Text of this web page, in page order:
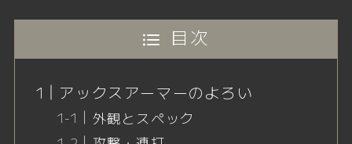
目次
アックスアーマーのよろい
外観とスペック